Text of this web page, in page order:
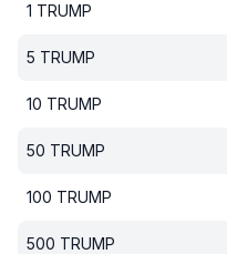
1 TRUMP
5 TRUMP
10 TRUMP
50 TRUMP
100 TRUMP
500 TRUMP